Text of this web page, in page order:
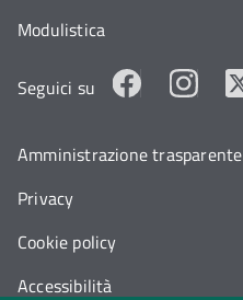
Modulistica
Seguici su
Amministrazione trasparente
Privacy
Cookie policy
Accessibilità